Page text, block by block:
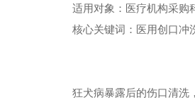
适用对象：医疗机构采购
核心关键词：医用创口冲
狂犬病暴露后的伤口清洗